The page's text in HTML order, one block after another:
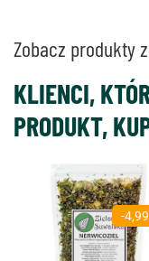
Zobacz produkty
KLIENCI,
PRODUKT,
-